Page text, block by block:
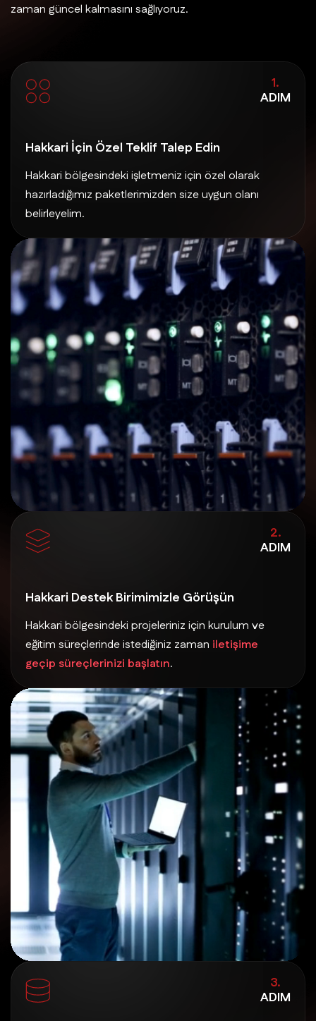
zaman güncel kalmasını sağlıyoruz.
1.
ADIM
Hakkari İçin Özel Teklif Talep Edin
Hakkari bölgesindeki işletmeniz için özel olarak
hazırladığımız paketlerimizden size uygun olanı
belirleyelim.
2.
ADIM
Hakkari Destek Birimimizle Görüşün
Hakkari bölgesindeki projeleriniz için kurulum ve
eğitim süreçlerinde istediğiniz zaman iletişime
geçip süreçlerinizi başlatın.
3.
ADIM